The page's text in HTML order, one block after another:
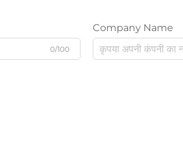
0/100
Company Name